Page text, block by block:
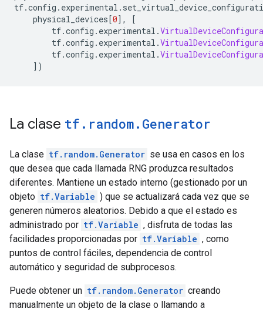
tf.config . experimental .
physical_devices[0],
[
tf.config . experimental .
tf.config . experimental .
tf.config . experimental .
])
La clase tf . random. Generator
La clase tf.random.Generator se usa en casos en los
que desea que cada llamada RNG produzca resultados
diferentes. Mantiene un estado interno (gestionado por un
objeto tf.Variable ) que se actualizará cada vez que se
generen números aleatorios. Debido a que el estado es
administrado por tf.Variable , disfruta de todas las
facilidades proporcionadas por tf.Variable , como
puntos de control fáciles, dependencia de control
automático y seguridad de subprocesos.
Puede obtener un tf.random.Generator creando
manualmente un objeto de la clase o llamando a